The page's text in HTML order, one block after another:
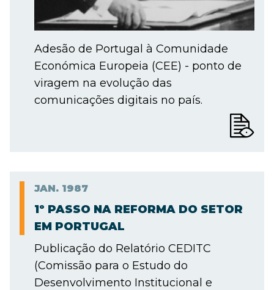
Adesão de Portugal à Comunidade
Económica Europeia (CEE) - ponto de
viragem na evolução das
comunicações digitais no país.
JAN. 1987
1º PASSO NA REFORMA DO SETOR
EM PORTUGAL
Publicação do Relatório CEDITC
(Comissão para o Estudo do
Desenvolvimento Institucional e